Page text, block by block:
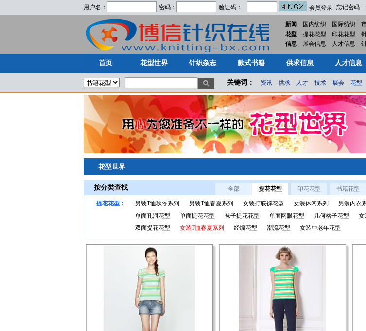
用户名： 密码： 验证码： 会员登录 忘记密码
新闻 国内纺织 国际纺织
花型
提花花型 印花花型
信息
展会信息 人才信息
首页
首页
花型世界
花型世界
针织杂志
针织杂志
款式书籍
款式书籍
供求信息
供求信息
人才信息
人才信息
关键词： 资讯 供求 人才 技术 展会 花型
花型世界
按分类查找 全部 提花花型 印花花型 书籍花型
提花花型： 男装T恤秋冬系列 男装T恤春夏系列 女装打底裤花型 女装休闲系列 男装内衣
单面孔洞花型
单面提花花型 袜子提花花型 单面网眼花型 几何格子花型 女
双面提花花型
女装T恤春夏系列 经编花型 潮流花型 女装中老年花型